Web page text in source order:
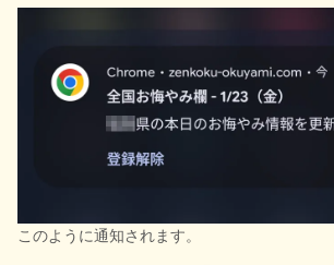
このように通知されます。